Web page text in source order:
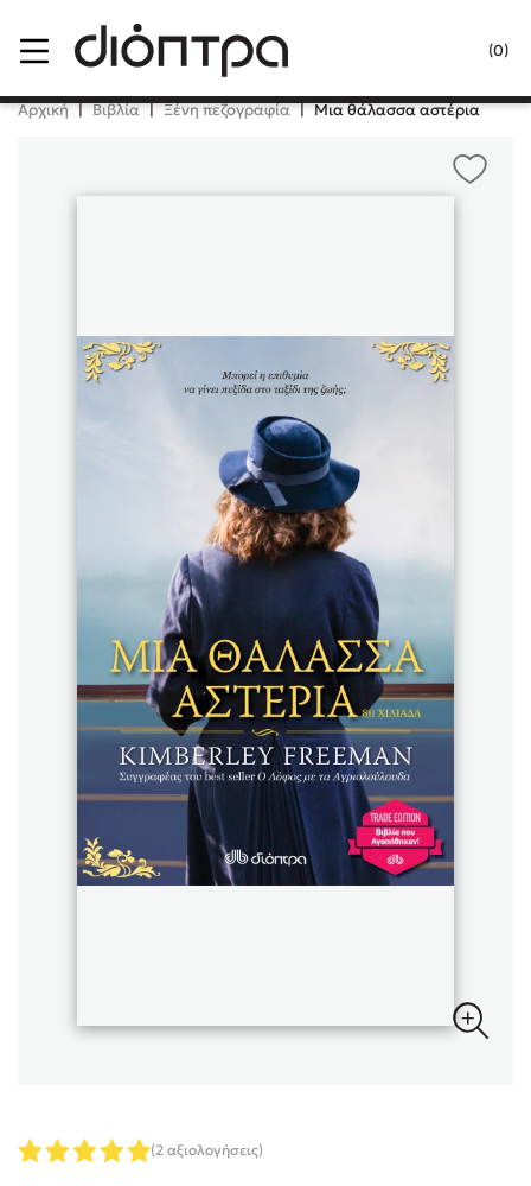
(0)
Κλείσιμο
Δημοφιλή Βιβλία
Χάρης Πολίτης
Καθρέφτης
Sebastian Fitzek
Playlist
Αρχική | Βιβλία | Ξένη πεζογραφία | Μια θάλασσα αστέρια
(2 αξιολογήσεις)